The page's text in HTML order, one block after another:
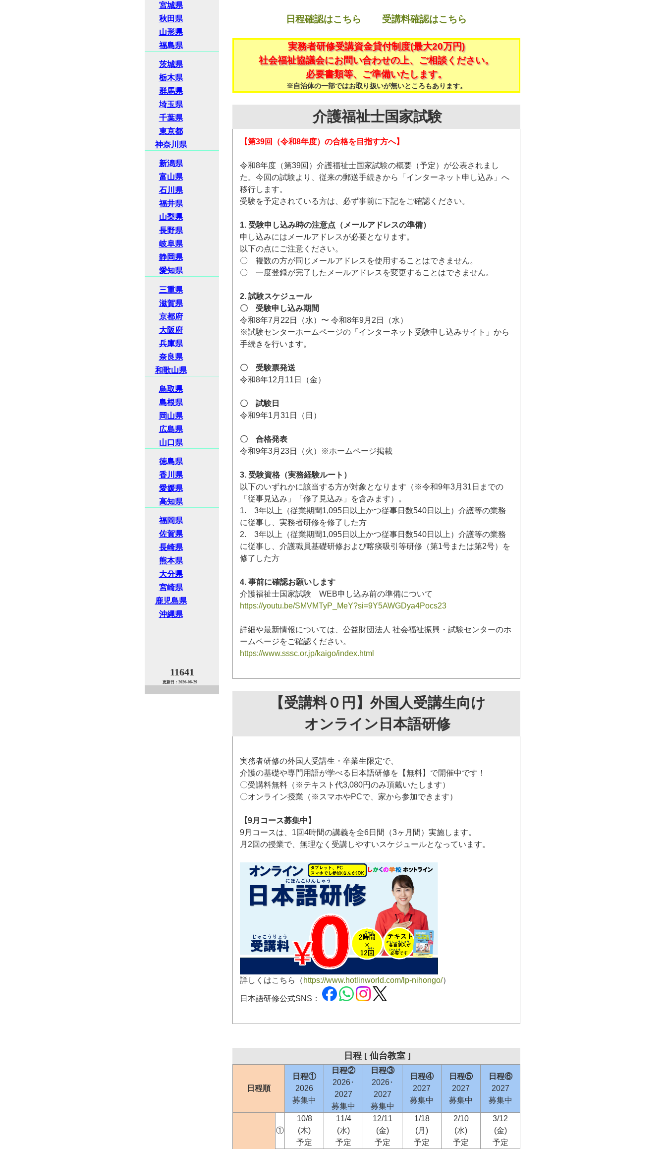
日程確認はこちら 受講料確認はこちら
実務者研修受講資金貸付制度(最大20万円)
社会福祉協議会にお問い合わせの上、ご相談ください。
必要書類等、ご準備いたします。
※自治体の一部ではお取り扱いが無いところもあります。
介護福祉士国家試験
【第39回（令和8年度）の合格を目指す方へ】
令和8年度（第39回）介護福祉士国家試験の概要（予定）が公表されまし
た。今回の試験より、従来の郵送手続きから「インターネット申し込み」へ
移行します。
受験を予定されている方は、必ず事前に下記をご確認ください。
1. 受験申し込み時の注意点（メールアドレスの準備）
申し込みにはメールアドレスが必要となります。
以下の点にご注意ください。
〇 複数の方が同じメールアドレスを使用することはできません。
〇 一度登録が完了したメールアドレスを変更することはできません。
2. 試験スケジュール
〇 受験申し込み期間
令和8年7月22日（水）〜 令和8年9月2日（水）
※試験センターホームページの「インターネット受験申し込みサイト」から
手続きを行います。
〇 受験票発送
令和8年12月11日（金）
〇 試験日
令和9年1月31日（日）
〇 合格発表
令和9年3月23日（火）※ホームページ掲載
3. 受験資格（実務経験ルート）
以下のいずれかに該当する方が対象となります（※令和9年3月31日までの
「従事見込み」「修了見込み」を含みます）。
1. 3年以上（従業期間1,095日以上かつ従事日数540日以上）介護等の業務
に従事し、実務者研修を修了した方
2. 3年以上（従業期間1,095日以上かつ従事日数540日以上）介護等の業務
に従事し、介護職員基礎研修および喀痰吸引等研修（第1号または第2号）を
修了した方
4. 事前に確認お願いします
介護福祉士国家試験 WEB申し込み前の準備について
https://youtu.be/SMVMTyP_MeY?si=9Y5AWGDya4Pocs23
詳細や最新情報については、公益財団法人 社会福祉振興・試験センターのホ
ームページをご確認ください。
https://www.sssc.or.jp/kaigo/index.html
【受講料０円】外国人受講生向け
オンライン日本語研修
実務者研修の外国人受講生・卒業生限定で、
介護の基礎や専門用語が学べる日本語研修を【無料】で開催中です！
〇受講料無料（※テキスト代3,080円のみ頂戴いたします）
〇オンライン授業（※スマホやPCで、家から参加できます）
【9月コース募集中】
9月コースは、1回4時間の講義を全6日間（3ヶ月間）実施します。
月2回の授業で、無理なく受講しやすいスケジュールとなっています。
詳しくはこちら（ https://www.hotlinworld.com/lp-nihongo/）
日本語研修公式SNS：
日程 [ 仙台教室 ]
日程順
日程①
2026
募集中
日程②
2026･
2027
募集中
日程③
2026･
2027
募集中
日程④
2027
募集中
日程⑤
2027
募集中
日程⑥
2027
募集中
①
10/8
(木)
予定
11/4
(水)
予定
12/11
(金)
予定
1/18
(月)
予定
2/10
(水)
予定
3/12
(金)
予定
宮城県
秋田県
山形県
福島県
茨城県
栃木県
群馬県
埼玉県
千葉県
東京都
神奈川県
新潟県
富山県
石川県
福井県
山梨県
長野県
岐阜県
静岡県
愛知県
三重県
滋賀県
京都府
大阪府
兵庫県
奈良県
和歌山県
鳥取県
島根県
岡山県
広島県
山口県
徳島県
香川県
愛媛県
高知県
福岡県
佐賀県
長崎県
熊本県
大分県
宮崎県
鹿児島県
沖縄県
11641
更新日：2026-06-29